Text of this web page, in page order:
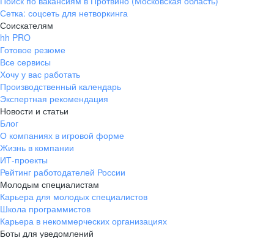
+7 861 205-55-57
pr@krd.hh.ru
Владивосток
пер. Ланинский д. 4, офис 3.4
+7 423 202-33-28
pr@dv.hh.ru
Новосибирск
ул. Большевистская, д. 35,
помещение 21
+7 383 207-94-64
pr@nsk.hh.ru
Минск
Сетка: соцсеть для нетворкинга
Соискателям
hh PRO
Готовое резюме
Все сервисы
Хочу у вас работать
Производственный календарь
Экспертная рекомендация
Новости и статьи
Блог
О компаниях в игровой форме
Жизнь в компании
ИТ-проекты
Рейтинг работодателей России
Молодым специалистам
Карьера для молодых специалистов
Школа программистов
Карьера в некоммерческих организациях
Боты для уведомлений